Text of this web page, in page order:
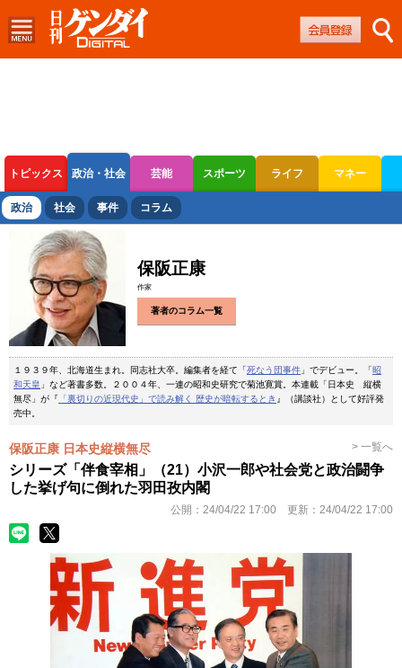
トピックス 政治・社会 芸能 スポーツ ライフ マネー
ボートレース 競輪 オートレース
政治 社会 事件 コラム
保阪正康
作家
著者のコラム一覧
１９３９年、北海道生まれ。同志社大卒。編集者を経て「死なう団事件 」でデビュー。「昭
和天皇 」など著書多数。２００４年、一連の昭和史研究で菊池寛賞。本連載「日本史 縦横
無尽」が『 「裏切りの近現代史」で読み解く 歴史が暗転するとき 』（講談社）として好評発
売中。
保阪正康 日本史縦横無尽 > 一覧へ
シリーズ「伴食宰相」（21）小沢一郎や社会党と政治闘争
した挙げ句に倒れた羽田孜内閣
公開： 24/04/22 17:00 更新： 24/04/22 17:00